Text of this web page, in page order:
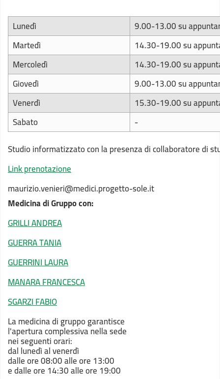
Lunedì
9.00-13.00 su
Martedì
14.30-19.00 su
Mercoledì
14.30-19.00 su
Giovedì
9.00-13.00 su
Venerdì
15.30-19.00 su
Sabato
-
Studio informatizzato con la presenza di collaboratore di
Link prenotazione
maurizio.venieri@medici.progetto-sole.it
Medicina di Gruppo con:
GRILLI ANDREA
GUERRA TANIA
GUERRINI LAURA
MANARA FRANCESCA
SGARZI FABIO
La medicina di gruppo garantisce
l'apertura complessiva nella sede
nei seguenti orari:
dal lunedì al venerdì
dalle ore 08:00 alle ore 13:00
e dalle ore 14:30 alle ore 19:00